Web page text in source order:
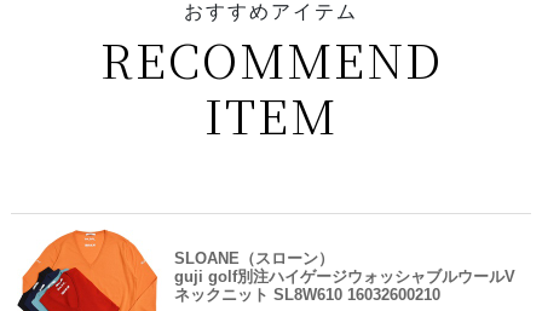
おすすめアイテム
RECOMMEND
ITEM
SLOANE（スローン）
guji golf別注ハイゲージウォッシャブルウールV
ネックニット SL8W610 16032600210